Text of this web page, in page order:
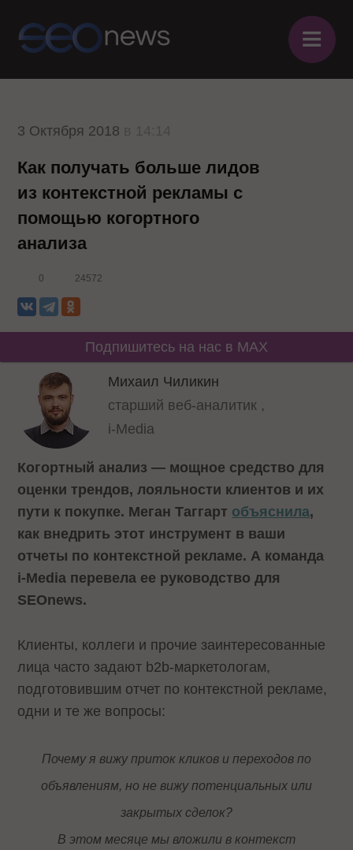
≡
3 Октября 2018
Как получать больше лидов
из контекстной рекламы с
помощью когортного
анализа
0 24572
Подпишитесь на нас в MAX
Михаил Чиликин
старший веб-аналитик ,
i-Media
Когортный анализ — мощное средство для
оценки трендов, лояльности клиентов и их
пути к покупке. Меган Таггарт объяснила,
как внедрить этот инструмент в ваши
отчеты по контекстной рекламе. А команда
i-Media перевела ее руководство для
SEOnews.
Клиенты, коллеги и прочие заинтересованные
лица часто задают b2b-маркетологам,
подготовившим отчет по контекстной рекламе,
одни и те же вопросы:
Почему я вижу приток кликов и переходов по
объявлениям, но не вижу потенциальных или
закрытых сделок?
В этом месяце мы вложили в контекст